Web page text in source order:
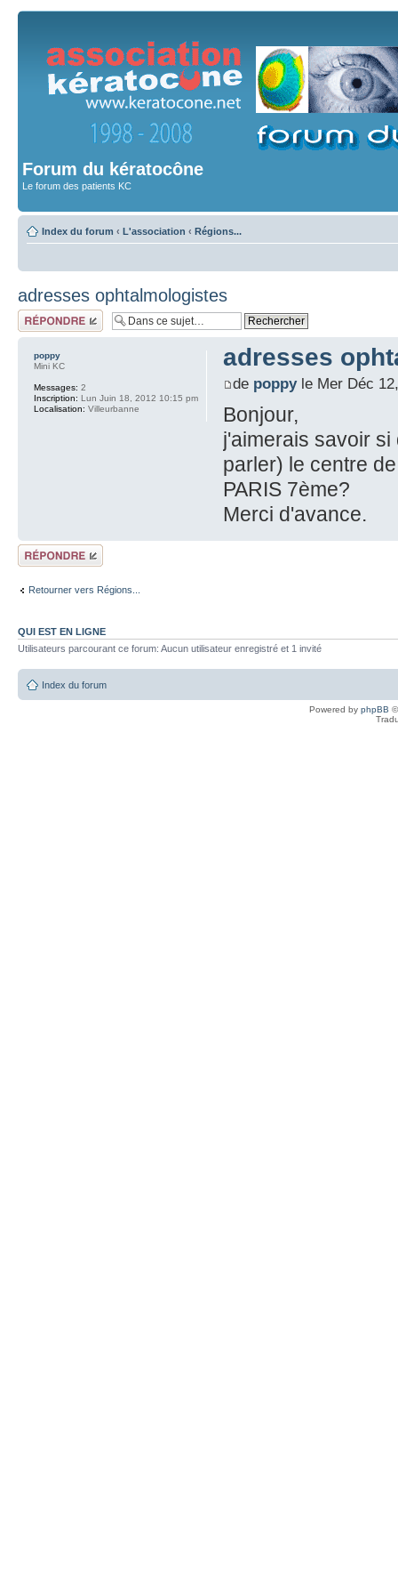
Forum du kératocône
Le forum des patients KC
Index du forum ‹ L'association ‹ Régions...
adresses ophtalmologistes
Répondre
adresses
de poppyle Mer Déc
Bonjour,
j'aimerais savoir
parler) le centre
PARIS 7ème?
Merci d'avance.
poppy
Mini KC
Messages: 2
Inscription: Lun Juin 18, 2012 10:15 pm
Localisation: Villeurbanne
Répondre
Retourner vers Régions...
QUI EST EN LIGNE
Utilisateurs parcourant ce forum: Aucun utilisateur enregistré et 1 invité
Index du forum
Powered by phpBB